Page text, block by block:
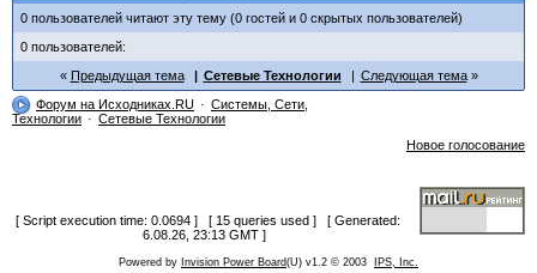
0 пользователей читают эту тему (0 гостей и 0 скрытых пользователей)
0 пользователей:
Предыдущая тема
Сетевые Технологии
Следующая тема
Форум на Исходниках.RU
Системы, Сети,
Технологии
Сетевые Технологии
Новое голосование
[ Script execution time: 0.0694 ] [ 15 queries used ] [ Generated:
6.08.26, 23:13 GMT ]
Powered by Invision Power Board(U) v1.2 © 2003 IPS, Inc.